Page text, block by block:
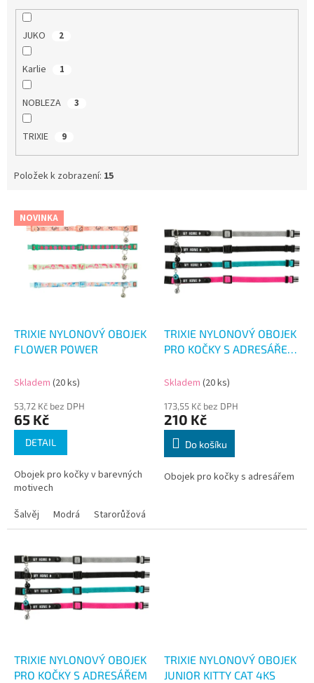
JUKO 2
Karlie 1
NOBLEZA 3
TRIXIE 9
Položek k zobrazení: 15
V NOVINKA
TRIXIE NYLONOVÝ OBOJEK
FLOWER POWER
Skladem (20 ks)
53,72 Kč bez DPH
65 Kč
DETAIL
Obojek pro kočky v barevných
motivech
Šalvěj
Modrá Starorůžová
TRIXIE NYLONOVÝ OBOJEK
PRO KOČKY S ADRESÁŘEM
Skladem (20 ks)
173,55 Kč bez DPH
210 Kč
Do košíku
Obojek pro kočky s adresářem
TRIXIE NYLONOVÝ OBOJEK
PRO KOČKY S ADRESÁŘEM
TRIXIE NYLONOVÝ OBOJEK
JUNIOR KITTY CAT 4KS